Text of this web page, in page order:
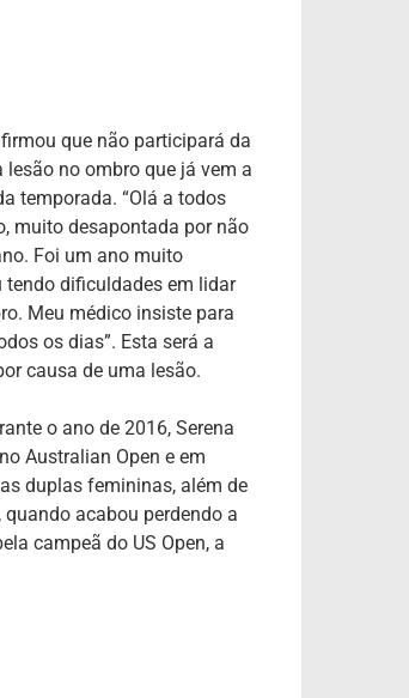
que não participará da
no ombro que já vem a
temporada. “Olá a todos
muito desapontada por não
Foi um ano muito
dificuldades em lidar
Meu médico insiste para
os dias”. Esta será a
causa de uma lesão.
o ano de 2016, Serena
Australian Open e em
duplas femininas, além de
acabou perdendo a
campeã do US Open, a